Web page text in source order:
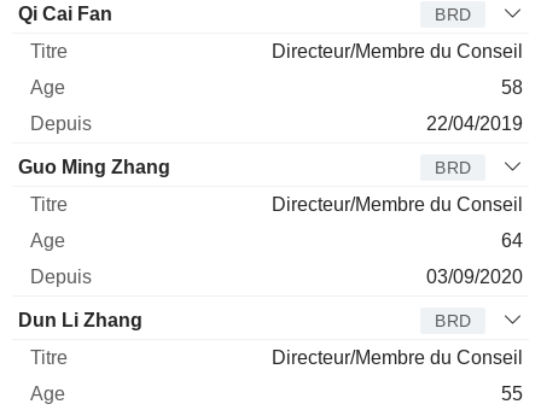
Administrateur
Qi Cai Fan BRD
Directeur/Membre du Conseil
58
22/04/2019
Guo Ming Zhang BRD
Directeur/Membre du Conseil
64
03/09/2020
Dun Li Zhang BRD
Directeur/Membre du Conseil
55